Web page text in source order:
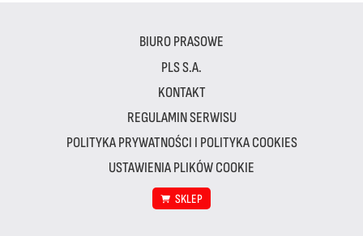
BIURO PRASOWE
PLS S.A.
KONTAKT
REGULAMIN SERWISU
POLITYKA PRYWATNOŚCI I POLITYKA COOKIES
USTAWIENIA PLIKÓW COOKIE
SKLEP